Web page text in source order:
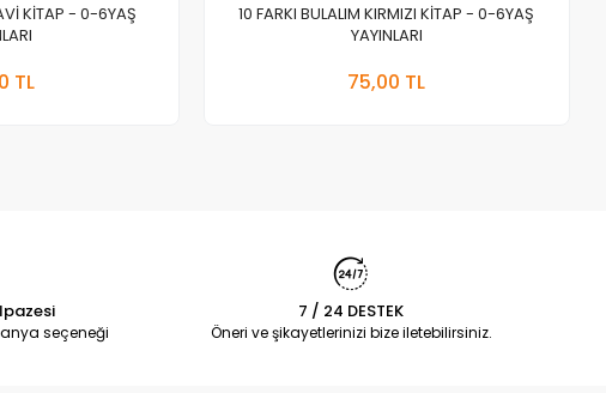
KİTAP - 0-6YAŞ
TL
10 FARKI BULALIM KIRMIZI KİTAP - 0-6YAŞ
YAYINLARI
75,00 TL
seçeneği
7 / 24 DESTEK
Öneri ve şikayetlerinizi bize iletebilirsiniz.